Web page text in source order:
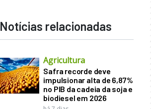
Notícias relacionadas
Agricultura
Safra recorde deve
impulsionar alta de 6,87%
no PIB da cadeia da soja e
biodiesel em 2026